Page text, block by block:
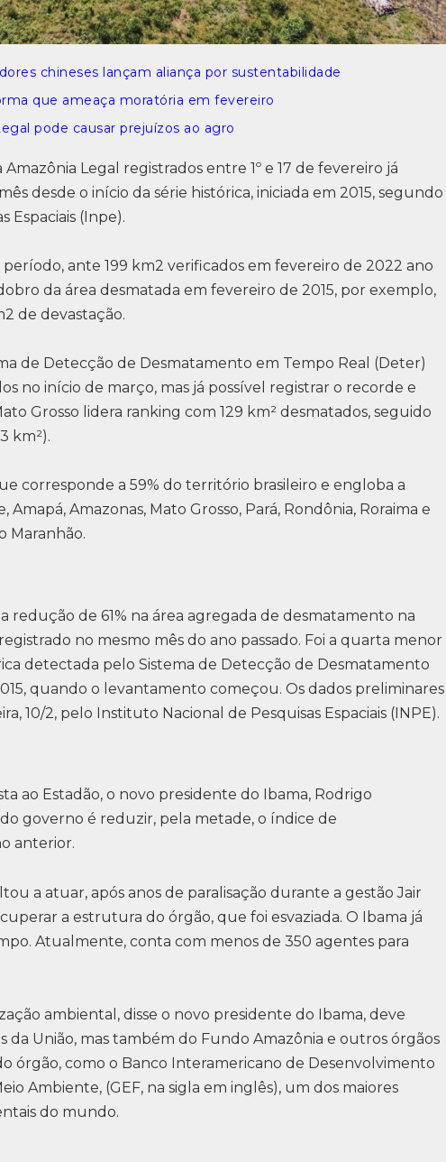
chineses lançam aliança por sustentabilidade
que ameaça moratória em fevereiro
pode causar prejuízos ao agro
Legal registrados entre 1º e 17 de fevereiro já
desde o início da série histórica, iniciada em 2015, segundo
Espaciais (Inpe).
ante 199 km2 verificados em fevereiro de 2022 ano
da área desmatada em fevereiro de 2015, por exemplo,
de devastação.
de Detecção de Desmatamento em Tempo Real (Deter)
no início de março, mas já possível registrar o recorde e
Grosso lidera ranking com 129 km² desmatados, seguido
km²).
corresponde a 59% do território brasileiro e engloba a
Amazonas, Mato Grosso, Pará, Rondônia, Roraima e
Maranhão.
redução de 61% na área agregada de desmatamento na
no mesmo mês do ano passado. Foi a quarta menor
detectada pelo Sistema de Detecção de Desmatamento
quando o levantamento começou. Os dados preliminares
10/2, pelo Instituto Nacional de Pesquisas Espaciais (INPE).
ao Estadão, o novo presidente do Ibama, Rodrigo
governo é reduzir, pela metade, o índice de
anterior.
a atuar, após anos de paralisação durante a gestão Jair
a estrutura do órgão, que foi esvaziada. O Ibama já
Atualmente, conta com menos de 350 agentes para
ambiental, disse o novo presidente do Ibama, deve
da União, mas também do Fundo Amazônia e outros órgãos
órgão, como o Banco Interamericano de Desenvolvimento
Ambiente, (GEF, na sigla em inglês), um dos maiores
do mundo.